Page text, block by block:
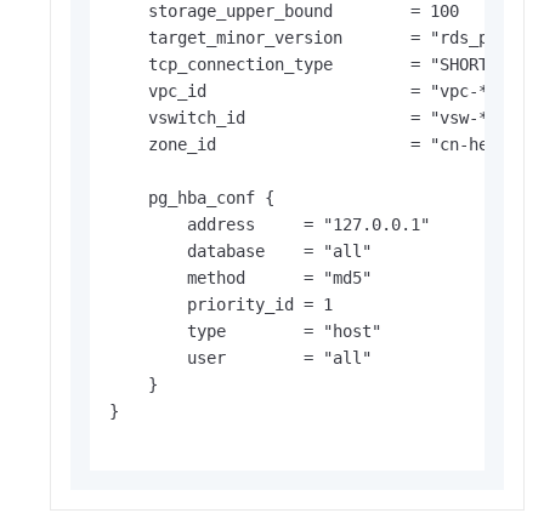
    storage_upper_bound        = 100
target_minor_version       =
    tcp_connection_type        = "SHORT"
    vpc_id                     = "vpc-****"
    vswitch_id                 = "vsw-****"
zone_id                    = "cn-heyuan-
    pg_hba_conf {
        address     = "127.0.0.1"
        database    = "all"
        method      = "md5"
        priority_id = 1
        type        = "host"
        user        = "all"
    }
}